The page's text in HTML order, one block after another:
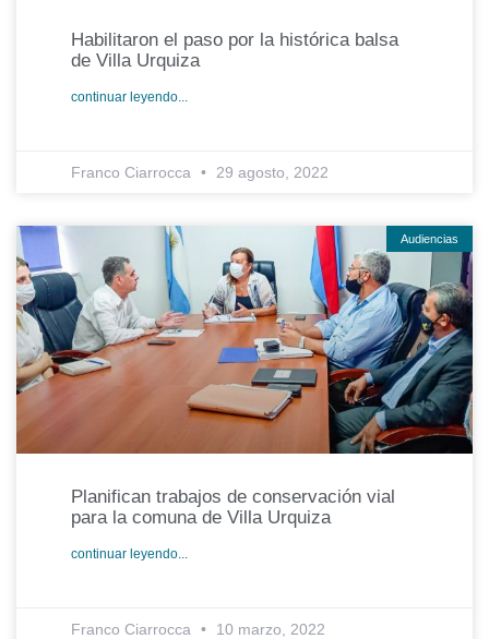
Habilitaron el paso por la histórica balsa
de Villa Urquiza
continuar leyendo...
Franco Ciarrocca 29 agosto, 2022
Audiencias
Planifican trabajos de conservación vial
para la comuna de Villa Urquiza
continuar leyendo...
Franco Ciarrocca 10 marzo, 2022